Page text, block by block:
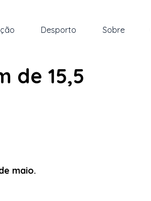
Desporto Sobre
de 15,5
maio.